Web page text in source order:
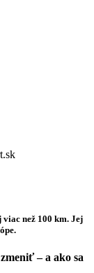
než 100 km. Jej
– a ako sa